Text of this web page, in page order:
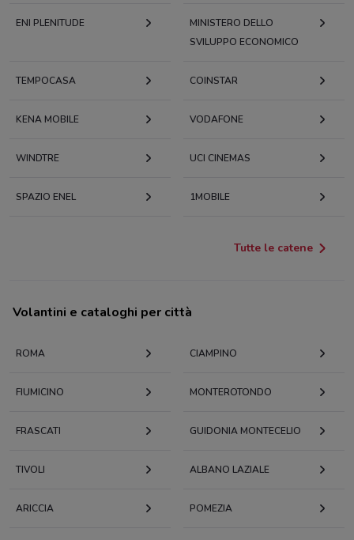
ENI PLENITUDE
MINISTERO DELLO
SVILUPPO ECONOMICO
TEMPOCASA COINSTAR
KENA MOBILE VODAFONE
WINDTRE UCI CINEMAS
SPAZIO ENEL 1MOBILE
Tutte le catene
Volantini e cataloghi per città
ROMA CIAMPINO
FIUMICINO MONTEROTONDO
FRASCATI GUIDONIA MONTECELIO
TIVOLI ALBANO LAZIALE
ARICCIA POMEZIA